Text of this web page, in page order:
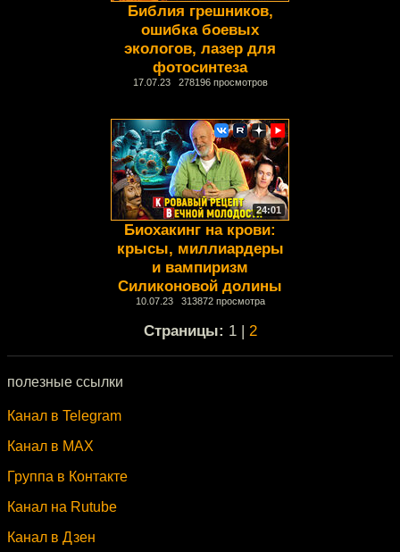
Библия грешников,
ошибка боевых
экологов, лазер для
фотосинтеза
17.07.23 278196 просмотров
24:01
Биохакинг на крови:
крысы, миллиардеры
и вампиризм
Силиконовой долины
10.07.23 313872 просмотра
Cтраницы: 1 | 2
полезные ссылки
Канал в Telegram
Канал в MAX
Группа в Контакте
Канал на Rutube
Канал в Дзен